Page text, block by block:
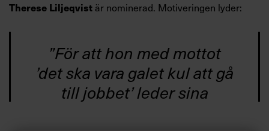
Sök
Therese Liljeqvistär nominerad. Motiveringen lyder:
”För att hon med mottot
’det ska vara galet kul att gå
till jobbet’ leder sina